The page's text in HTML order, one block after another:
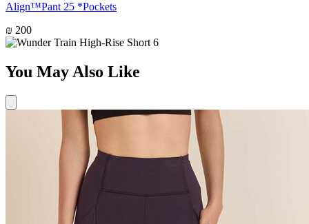
Align™Pant 25 *Pockets
₪ 200
You May Also Like